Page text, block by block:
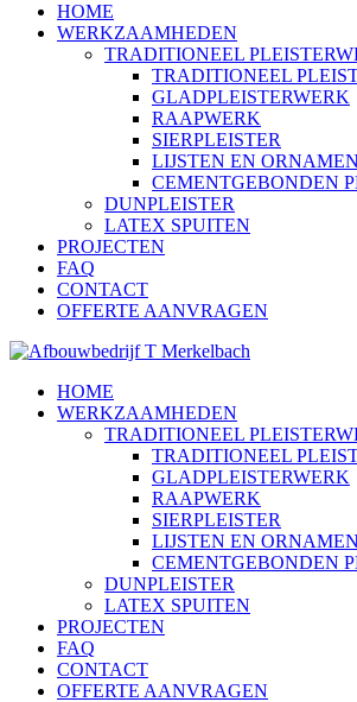
HOME
WERKZAAMHEDEN
TRADITIONEEL
TRADITIONEEL
GLADPLEISTERWERK
RAAPWERK
SIERPLEISTER
LIJSTEN EN
CEMENTGEBONDEN
DUNPLEISTER
LATEX SPUITEN
PROJECTEN
FAQ
CONTACT
OFFERTE AANVRAGEN
HOME
WERKZAAMHEDEN
TRADITIONEEL
TRADITIONEEL
GLADPLEISTERWERK
RAAPWERK
SIERPLEISTER
LIJSTEN EN
CEMENTGEBONDEN
DUNPLEISTER
LATEX SPUITEN
PROJECTEN
FAQ
CONTACT
OFFERTE AANVRAGEN